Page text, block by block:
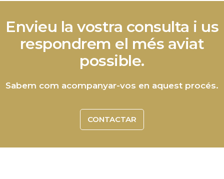
Envieu la vostra consulta i us
respondrem el més aviat
possible.
Sabem com acompanyar-vos en aquest procés.
CONTACTAR